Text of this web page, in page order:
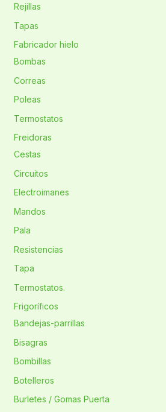
Rejillas
Tapas
Fabricador hielo
Bombas
Correas
Poleas
Termostatos
Freidoras
Cestas
Circuitos
Electroimanes
Mandos
Pala
Resistencias
Tapa
Termostatos.
Frigoríficos
Bandejas-parrillas
Bisagras
Bombillas
Botelleros
Burletes / Gomas Puerta